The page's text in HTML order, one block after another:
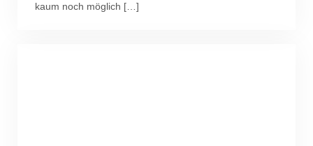
kaum noch möglich […]